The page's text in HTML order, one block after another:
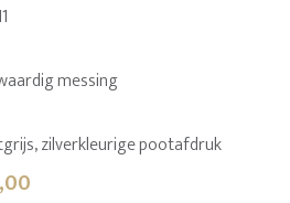
messing
zilverkleurige pootafdruk